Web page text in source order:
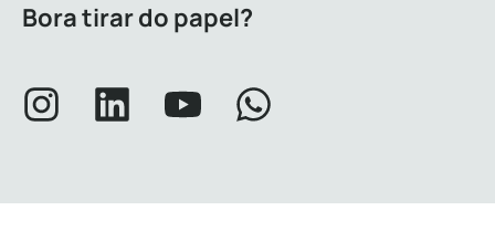
Bora tirar do papel?